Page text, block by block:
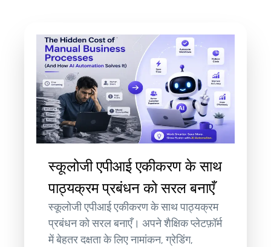
स्कूलोजी एपीआई एकीकरण के साथ
पाठ्यक्रम प्रबंधन को सरल बनाएँ
स्कूलोजी एपीआई एकीकरण के साथ पाठ्यक्रम
प्रबंधन को सरल बनाएँ। अपने शैक्षिक प्लेटफ़ॉर्म
में बेहतर दक्षता के लिए नामांकन, ग्रेडिंग,